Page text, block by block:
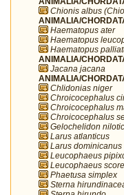
Chionis albus
ANIMALIA/
Haematopus ater
Haematopus
Haematopus
ANIMALIA/
Jacana jacana
ANIMALIA/
Chlidonias niger
Chroicocephalus
Chroicocephalus
Chroicocephalus
Gelochelidon
Larus atlanticus
Larus dominicanus
Leucophaeus
Leucophaeus
Phaetusa simplex
Sterna